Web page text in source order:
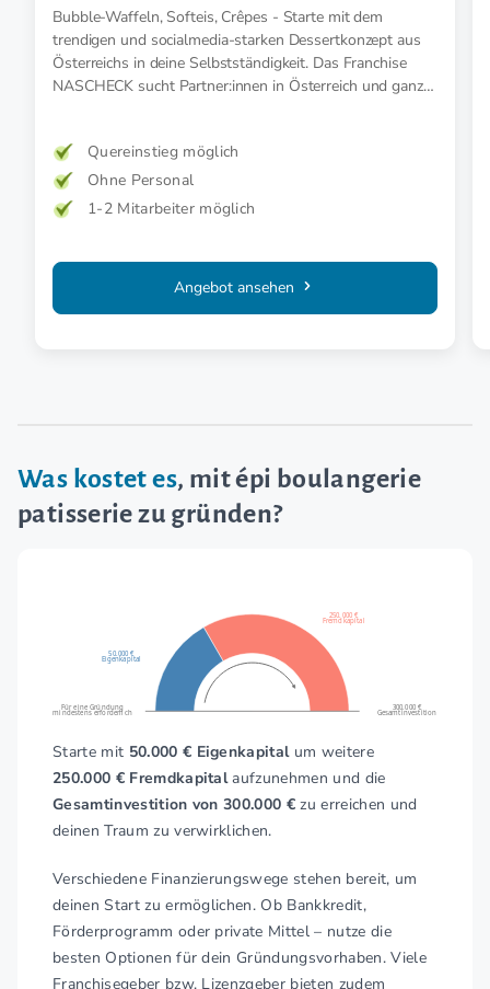
Bubble-Waffeln, Softeis, Crêpes - Starte mit dem
trendigen und socialmedia-starken Dessertkonzept aus
Österreichs in deine Selbstständigkeit. Das Franchise
NASCHECK sucht Partner:innen in Österreich und ganz
Quereinstieg möglich
Ohne Personal
1-2 Mitarbeiter möglich
Angebot ansehen
Was kostet es, mit épi boulangerie
patisserie zu gründen?
250.000 €
Fremdkapital
50.000 €
Eigenkapital
Für eine Gründung
mindestens erforderlich
300.000 €
Gesamtinvestition
Starte mit 50.000 € Eigenkapitalum weitere
250.000 € Fremdkapitalaufzunehmen und die
Gesamtinvestition von 300.000 € zu erreichen und
deinen Traum zu verwirklichen.
Verschiedene Finanzierungswege stehen bereit, um
deinen Start zu ermöglichen. Ob Bankkredit,
Förderprogramm oder private Mittel – nutze die
besten Optionen für dein Gründungsvorhaben. Viele
Franchisegeber bzw. Lizenzgeber bieten zudem